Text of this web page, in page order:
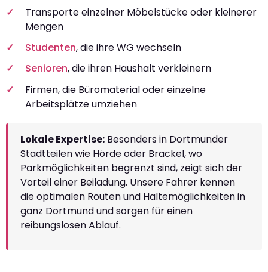
Transporte einzelner Möbelstücke oder kleinerer
Mengen
Studenten, die ihre WG wechseln
Senioren, die ihren Haushalt verkleinern
Firmen, die Büromaterial oder einzelne
Arbeitsplätze umziehen
Lokale Expertise: Besonders in Dortmunder
Stadtteilen wie Hörde oder Brackel, wo
Parkmöglichkeiten begrenzt sind, zeigt sich der
Vorteil einer Beiladung. Unsere Fahrer kennen
die optimalen Routen und Haltemöglichkeiten in
ganz Dortmund und sorgen für einen
reibungslosen Ablauf.